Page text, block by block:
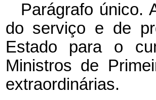
Parágrafo único.
do serviço e de
Estado para o
Ministros de
extraordinárias.